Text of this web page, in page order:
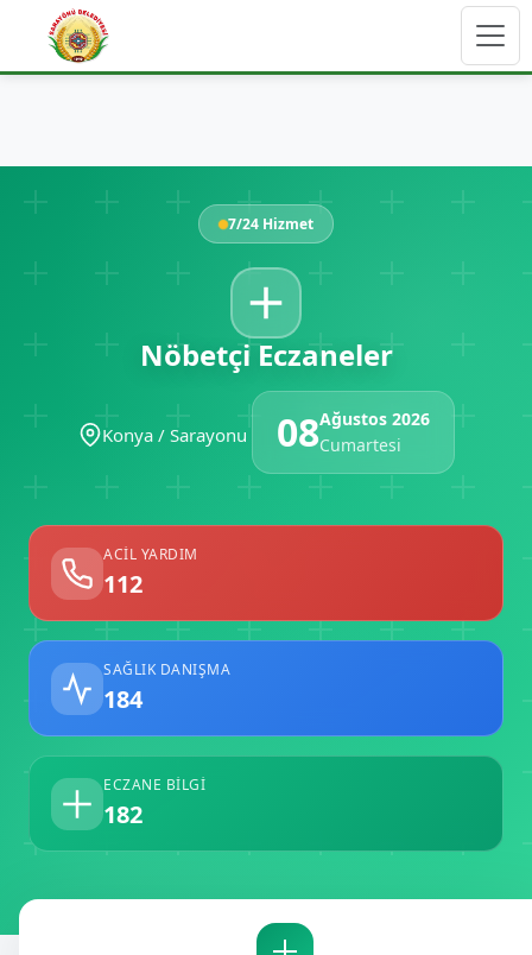
7/24 Hizmet
Nöbetçi Eczaneler
Konya / Sarayonu 08Ağustos 2026
Cumartesi
ACIL YARDIM
112
SAĞLIK DANIŞMA
184
ECZANE BILGI
182